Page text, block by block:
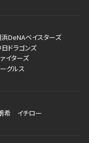
DeNAベイスターズ
ドラゴンズ
イターズ
グルス
希
イチロー